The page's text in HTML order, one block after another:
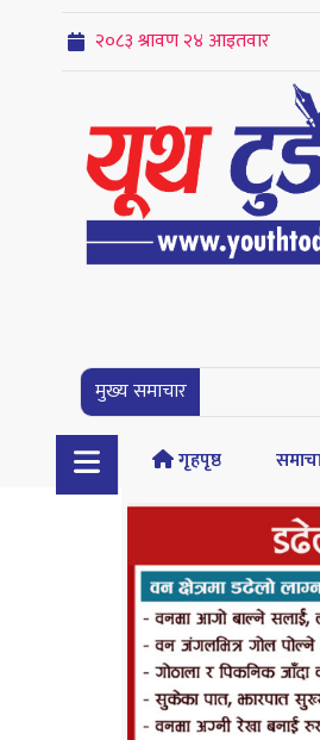
मुख्य समाचार
गृहपृष्ठ